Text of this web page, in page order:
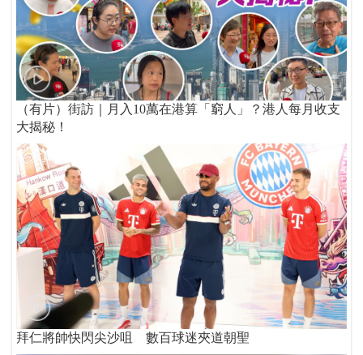
（有片）街訪｜月入10萬在港算「窮人」？港人每月收支
大揭秘！
拜仁將帥快閃尖沙咀 數百球迷夾道朝聖